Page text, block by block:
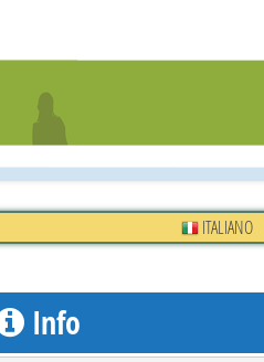
ITALIANO
Info